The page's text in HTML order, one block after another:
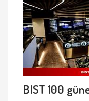
BIST 100